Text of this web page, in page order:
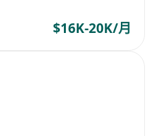
$16K-20K/月